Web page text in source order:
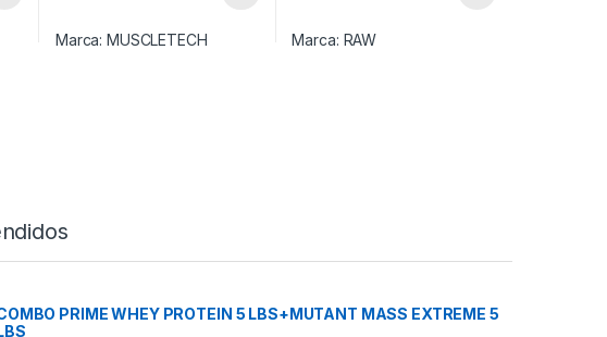
Marca:MUSCLETECH Marca: RAW
PRIME WHEY PROTEIN 5 LBS+MUTANT MASS EXTREME 5